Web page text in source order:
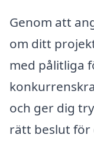
Genom att
om ditt
med pålitliga
och ger dig
rätt beslut